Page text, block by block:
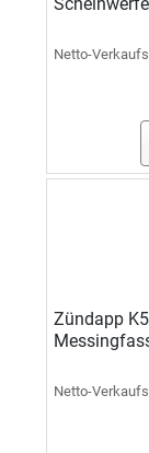
Netto-
Zündapp
Netto-